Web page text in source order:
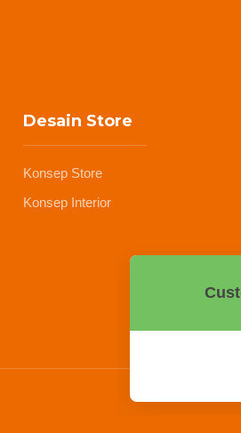
Desain Store
Konsep Store
Konsep Interior